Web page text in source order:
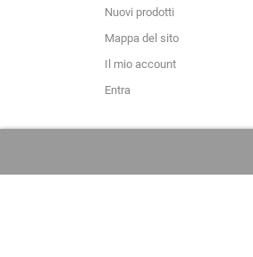
Nuovi prodotti
Mappa del sito
Il mio account
Entra